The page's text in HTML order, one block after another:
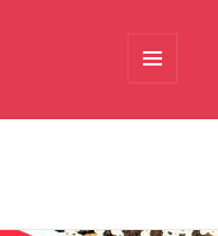
ーとウ